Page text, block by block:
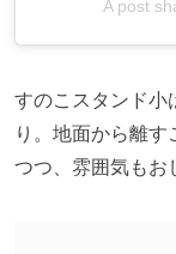
A post
すのこスタンド小
り。地面から離
つつ、雰囲気もお